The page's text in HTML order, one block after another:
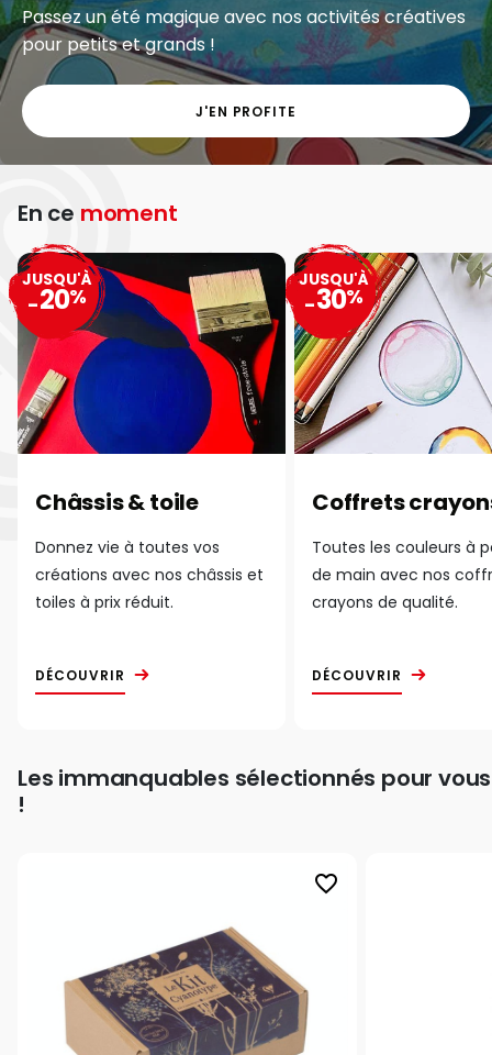
Passez un été magique avec nos activités créatives
pour petits et grands !
J'EN PROFITE
En ce moment
Châssis & toile
Donnez vie à toutes vos
créations avec nos châssis et
toiles à prix réduit.
DÉCOUVRIR
JUSQU'À
-20%
Coffrets
Toutes les couleurs à
de main avec nos
crayons de qualité.
DÉCOUVRIR
JUSQU'À
-30%
Les immanquables sélectionnés pour vous
!
favorite_border